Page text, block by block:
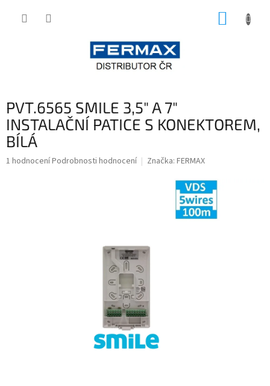
PVT.6565 SMILE 3,5" A 7"
INSTALAČNÍ PATICE S KONEKTOREM,
BÍLÁ
Průměrné
1 hodnoceníPodrobnosti hodnocení Značka: FERMAX